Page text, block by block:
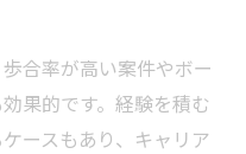
合率が高い案件やボー
果的です。経験を積む
ースもあり、キャリア